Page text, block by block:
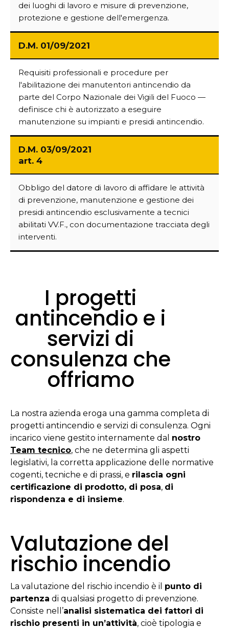
dei luoghi di lavoro e misure di prevenzione,
protezione e gestione dell'emergenza.
D.M. 01/09/2021
Requisiti professionali e procedure per
l'abilitazione dei manutentori antincendio da
parte del Corpo Nazionale dei Vigili del Fuoco —
definisce chi è autorizzato a eseguire
manutenzione su impianti e presidi antincendio.
D.M. 03/09/2021
art. 4
Obbligo del datore di lavoro di affidare le attività
di prevenzione, manutenzione e gestione dei
presidi antincendio esclusivamente a tecnici
abilitati VV.F., con documentazione tracciata degli
interventi.
I progetti
antincendio e i
servizi di
consulenza che
offriamo
La nostra azienda eroga una gamma completa di
progetti antincendio e servizi di consulenza. Ogni
incarico viene gestito internamente dal nostro
Team tecnico, che ne determina gli aspetti
legislativi, la corretta applicazione delle normative
cogenti, tecniche e di prassi, e rilascia ogni
certificazione di prodotto, di posa, di
rispondenza e di insieme.
Valutazione del
rischio incendio
La valutazione del rischio incendio è il punto di
partenza di qualsiasi progetto di prevenzione.
Consiste nell’analisi sistematica dei fattori di
rischio presenti in un’attività, cioè tipologia e